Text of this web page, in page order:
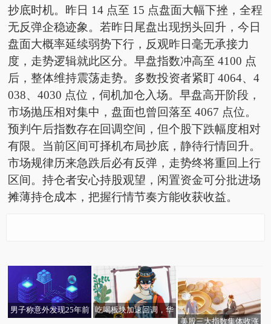
抄底时机。昨日 14 点至 15 点盘面大幅下挫，全程
无反弹企稳迹象。若昨日尾盘出现拐头回升，今日
盘面大概率延续弱势下行，反观昨日毫无承接力
度，走势逻辑就此区分。早盘指数冲高至 4100 点
后，整体维持震荡走势。多数投资者紧盯 4064、4
038、4030 点位，伺机加仓入场。早盘高开阶段，
市场抛压相对集中，盘面也曾回落至 4067 点位。
预判午后指数存在回调空间，但个股下跌幅度相对
有限。当前区间可择机布局抄底，静待行情回升。
市场规律历来急跌后必有反弹，走势终将重回上行
区间。持仓者安心持股观望，闲置资金可分批进场
摊薄持仓成本，把握行情节奏方能收获收益。
讯
成立 注册资本1万人民
币
格
男子称意外发现25年前
吃喝板块加速回调，华
商户）成立 注册资本10
万人民币
美股三大指数集体收涨